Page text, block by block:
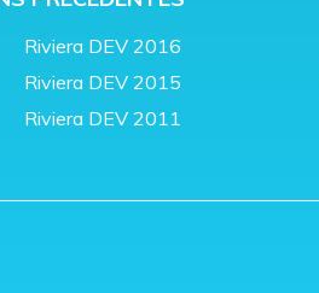
Riviera DEV 2016
Riviera DEV 2015
Riviera DEV 2011